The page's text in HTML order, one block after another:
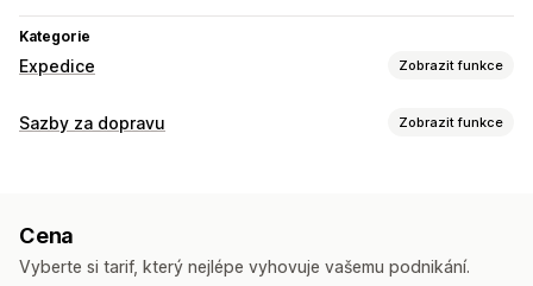
Kategorie
Expedice Zobrazit funkce
Štítky a balení
Pojištění přepravy
Synchronizace objednávek Více jazyků Výběr dopravce
Sazby za dopravu Zobrazit funkce
Na základě hmotnosti
Cena
Vyberte si tarif, který nejlépe vyhovuje vašemu podnikání.